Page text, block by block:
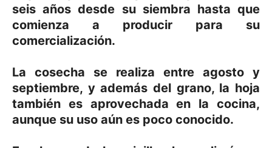
seis años desde su siembra hasta que
comienza a producir para su
comercialización.
La cosecha se realiza entre agosto y
septiembre, y además del grano, la hoja
también es aprovechada en la cocina,
aunque su uso aún es poco conocido.